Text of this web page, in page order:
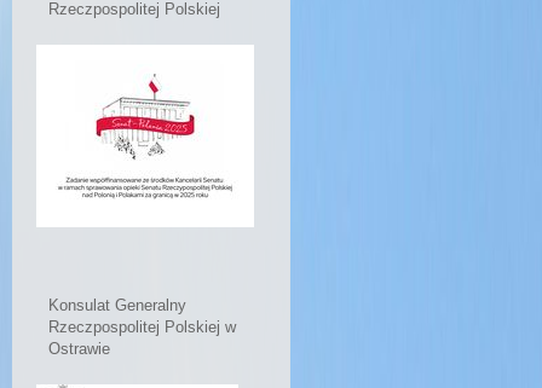
Rzeczpospolitej Polskiej
Konsulat Generalny
Rzeczpospolitej Polskiej w
Ostrawie